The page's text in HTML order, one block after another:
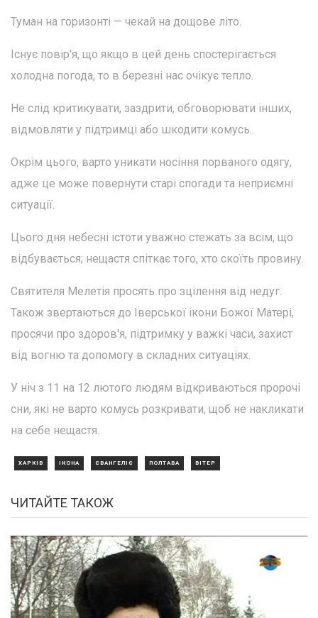
Туман на горизонті — чекай на дощове літо.
Існує повір'я, що якщо в цей день спостерігається
холодна погода, то в березні нас очікує тепло.
Не слід критикувати, заздрити, обговорювати інших,
відмовляти у підтримці або шкодити комусь.
Окрім цього, варто уникати носіння порваного одягу,
адже це може повернути старі спогади та неприємні
ситуації.
Цього дня небесні істоти уважно стежать за всім, що
відбувається; нещастя спіткає того, хто скоїть провину.
Святителя Мелетія просять про зцілення від недуг.
Також звертаються до Іверської ікони Божої Матері,
просячи про здоров'я, підтримку у важкі часи, захист
від вогню та допомогу в складних ситуаціях.
У ніч з 11 на 12 лютого людям відкриваються пророчі
сни, які не варто комусь розкривати, щоб не накликати
на себе нещастя.
ХАРКІВ ІКОНА ЄВАНГЕЛІЄ ПОЛТАВА ВІТЕР
ЧИТАЙТЕ ТАКОЖ